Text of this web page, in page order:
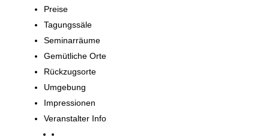
Preise
Tagungssäle
Seminarräume
Gemütliche Orte
Rückzugsorte
Umgebung
Impressionen
Veranstalter Info